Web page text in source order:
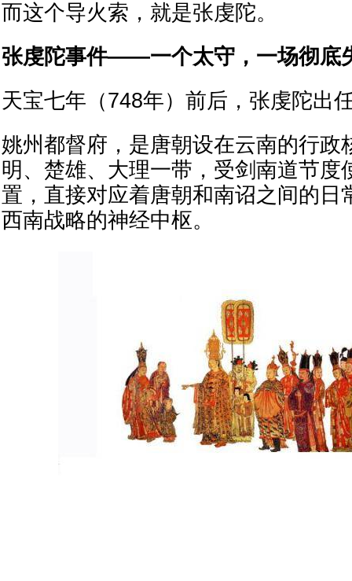
而这个导火索，就是张虔陀。
张虔陀事件——一个太守，一场彻底
天宝七年（748年）前后，张虔陀出
姚州都督府，是唐朝设在云南的行政
明、楚雄、大理一带，受剑南道节度
置，直接对应着唐朝和南诏之间的日
西南战略的神经中枢。